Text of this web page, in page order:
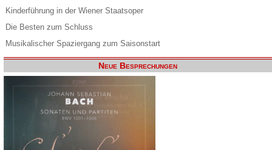
Kinderführung in der Wiener Staatsoper
Die Besten zum Schluss
Musikalischer Spaziergang zum Saisonstart
Neue Besprechungen